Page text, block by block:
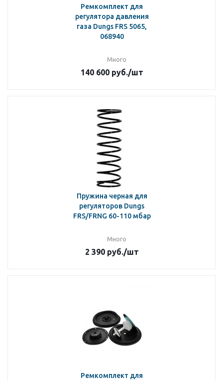
Ремкомплект для
регулятора давления
газа Dungs FRS 5065,
068940
Много
140 600руб./шт
Пружина черная для
регуляторов Dungs
FRS/FRNG 60-110 мбар
Много
2 390руб./шт
Ремкомплект для